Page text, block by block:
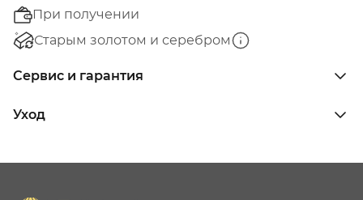
При получении
Старым золотом и серебром
Сервис и гарантия
Уход